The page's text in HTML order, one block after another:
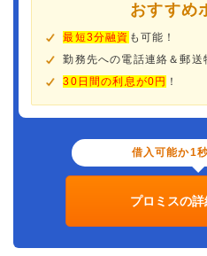
おすすめ
最短3分融資 も可能！
勤務先への電話連絡＆郵送
30日間の利息が0円 ！
借入可能か1
プロミスの